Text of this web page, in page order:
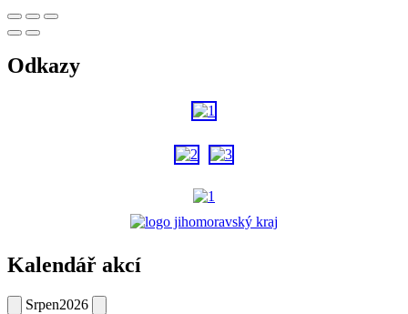
Odkazy
Kalendář akcí
Srpen2026